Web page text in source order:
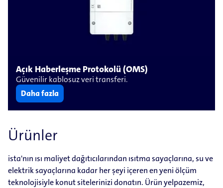
Açık Haberleşme Protokolü (OMS)
Güvenilir kablosuz veri transferi.
Daha fazla
Ürünler
ista'nın ısı maliyet dağıtıcılarından ısıtma sayaçlarına, su ve
elektrik sayaçlarına kadar her şeyi içeren en yeni ölçüm
teknolojisiyle konut sitelerinizi donatın. Ürün yelpazemiz,